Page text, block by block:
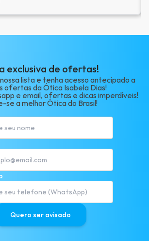
exclusiva de ofertas!
lista e tenha acesso antecipado a
ofertas da Ótica Isabela Dias!
e email, ofertas e dicas imperdíveis!
se a melhor Ótica do Brasil!
Quero ser avisado